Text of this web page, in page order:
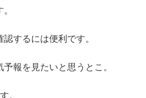
するには便利です。
報を見たいと思うとこ。
。